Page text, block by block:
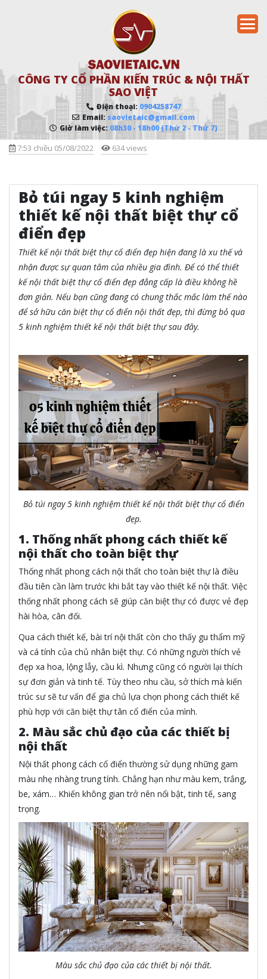
CÔNG TY CỔ PHẦN KIẾN TRÚC & NỘI THẤT
SAO VIỆT
Điện thoại: 0904258747
Email: saovietaic@gmail.com
Giờ làm việc: 08h30 - 18h00 (Thứ 2 - Thứ 7)
7:53 chiều 05/08/2022 634 views
Bỏ túi ngay 5 kinh nghiệm
thiết kế nội thất biệt thự cổ
điển đẹp
Thiết kế nội thất biệt thự cổ điển đẹp hiện đang là xu thế và
nhận được sự quan tâm của nhiều gia đình. Để có thể thiết
kế nội thất biệt thự cổ điển đẹp đẳng cấp là điều không hề
đơn giản. Nếu bạn cũng đang có chung thắc mắc làm thế nào
để sở hữu căn biệt thự cổ điển nội thất đẹp, thì đừng bỏ qua
5 kinh nghiệm thiết kế nội thất biệt thự sau đây.
Bỏ túi ngay 5 kinh nghiệm thiết kế nội thất biệt thự cổ điển
đẹp.
1. Thống nhất phong cách thiết kế
nội thất cho toàn biệt thự
Thống nhất phong cách nội thất cho toàn biệt thự là điều
đầu tiên cần làm trước khi bắt tay vào thiết kế nội thất. Việc
thống nhất phong cách sẽ giúp căn biệt thự có được vẻ đẹp
hài hòa, cân đối.
Qua cách thiết kế, bài trí nội thất còn cho thấy gu thẩm mỹ
và cá tính của chủ nhân biệt thự. Có những người thích vẻ
đẹp xa hoa, lộng lẫy, cầu kì. Nhưng cũng có người lại thích
sự đơn giản và tinh tế. Tùy theo nhu cầu, sở thích mà kiến
trúc sư sẽ tư vấn để gia chủ lựa chọn phong cách thiết kế
phù hợp với căn biệt thự tân cổ điển của mình.
2. Màu sắc chủ đạo của các thiết bị
nội thất
Nội thất phong cách cổ điển thường sử dụng những gam
màu nhẹ nhàng trung tính. Chẳng hạn như màu kem, trắng,
be, xám… Khiến không gian trở nên nổi bật, tinh tế, sang
trọng.
Màu sắc chủ đạo của các thiết bị nội thất.